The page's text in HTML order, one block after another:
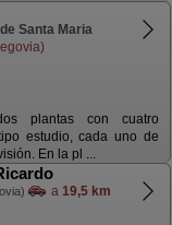
Santa Maria
plantas con cuatro
estudio, cada uno de
En la pl ...
a 19,5 km